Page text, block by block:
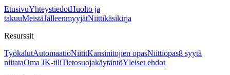
EtusivuYhteystiedotHuolto ja
takuuMeistäJälleenmyyjätNiittikäsikirja
Resurssit
TyökalutAutomaatioNiititKansinitojien opasNiittiopas8 syytä
niitataOma JK-tiliTietosuojakäytäntöYleiset ehdot